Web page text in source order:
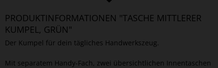
PRODUKTINFORMATIONEN "TASCHE MITTLERER
KUMPEL, GRÜN"
Der Kumpel für dein tägliches Handwerkszeug.
Mit separatem Handy-Fach, zwei übersichtlichen Innentaschen